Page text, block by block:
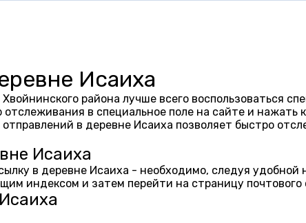
Исаиха
района лучше всего воспользоваться
в специальное поле на сайте и нажать
в деревне Исаиха позволяет быстро
Исаиха
в деревне Исаиха - необходимо, следуя
индексом и затем перейти на страницу